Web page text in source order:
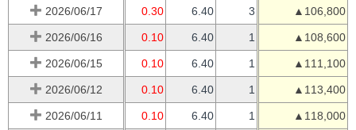
2026/06/17 0.30 6.40 3 ▲106,800
2026/06/16 0.10 6.40 1 ▲108,600
2026/06/15 0.10 6.40 1 ▲111,100
2026/06/12 0.10 6.40 1 ▲113,400
2026/06/11 0.10 6.40 1 ▲118,000